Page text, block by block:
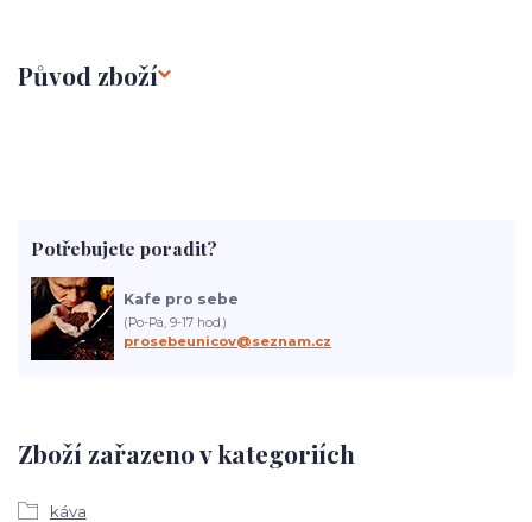
Původ zboží
Zboží zařazeno v kategoriích
káva
Potřebujete poradit?
Kafe pro sebe
(Po-Pá, 9-17 hod.)
prosebeunicov@seznam.cz